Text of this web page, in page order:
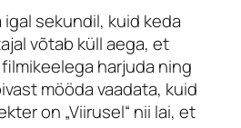
igal sekundil, kuid keda
võtab küll aega, et
filmikeelega harjuda ning
mööda vaadata, kuid
on „Viirusel“ nii lai, et